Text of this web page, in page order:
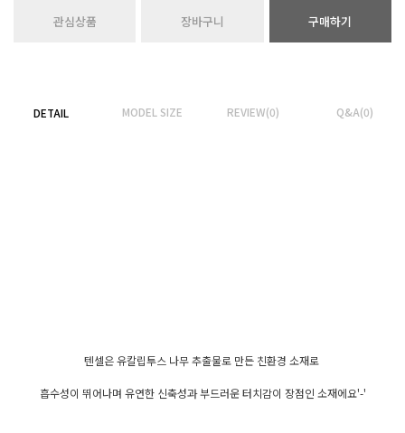
관심상품 장바구니 구매하기
DETAIL MODEL SIZE REVIEW(0) Q&A(0)
텐셀은 유칼립투스 나무 추출물로 만든 친환경 소재로
흡수성이 뛰어나며 유연한 신축성과 부드러운 터치감이 장점인 소재에요'-'